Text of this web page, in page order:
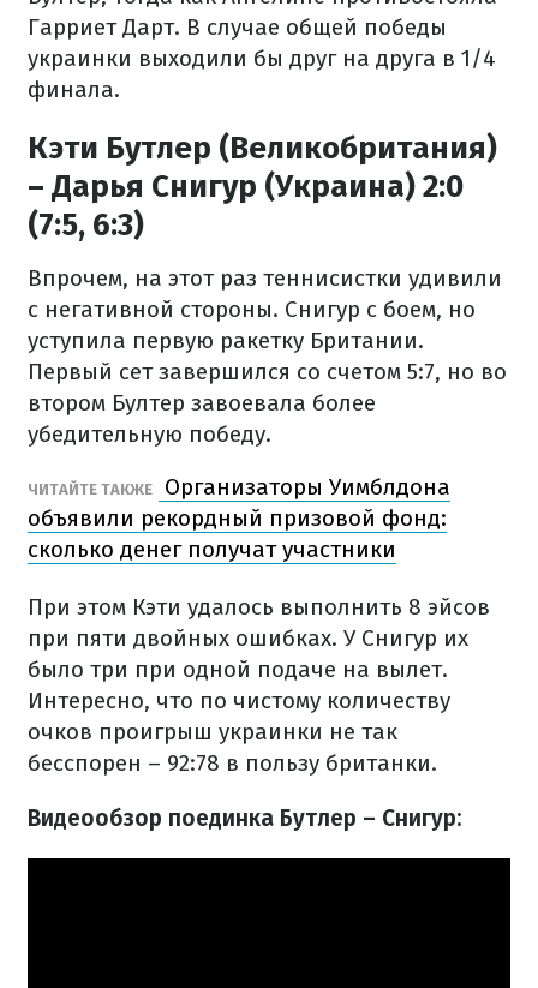
Гарриет Дарт. В случае общей победы
украинки выходили бы друг на друга в 1/4
финала.
Кэти Бутлер (Великобритания)
– Дарья Снигур (Украина) 2:0
(7:5, 6:3)
Впрочем, на этот раз теннисистки удивили
с негативной стороны. Снигур с боем, но
уступила первую ракетку Британии.
Первый сет завершился со счетом 5:7, но во
втором Бултер завоевала более
убедительную победу.
ЧИТАЙТЕ ТАКЖЕ
Организаторы Уимблдона
объявили рекордный призовой фонд:
сколько денег получат участники
При этом Кэти удалось выполнить 8 эйсов
при пяти двойных ошибках. У Снигур их
было три при одной подаче на вылет.
Интересно, что по чистому количеству
очков проигрыш украинки не так
бесспорен – 92:78 в пользу британки.
Видеообзор поединка Бутлер – Снигур: